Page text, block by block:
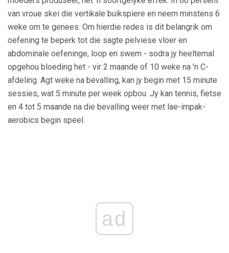
van vroue skei die vertikale buikspiere en neem minstens 6
weke om te genees. Om hierdie redes is dit belangrik om
oefening te beperk tot die sagte pelviese vloer en
abdominale oefeninge, loop en swem - sodra jy heeltemal
opgehou bloeding het - vir 2 maande of 10 weke na 'n C-
afdeling. Agt weke na bevalling, kan jy begin met 15 minute
sessies, wat 5 minute per week opbou. Jy kan tennis, fietse
en 4 tot 5 maande na die bevalling weer met lae-impak-
aerobics begin speel.
ad